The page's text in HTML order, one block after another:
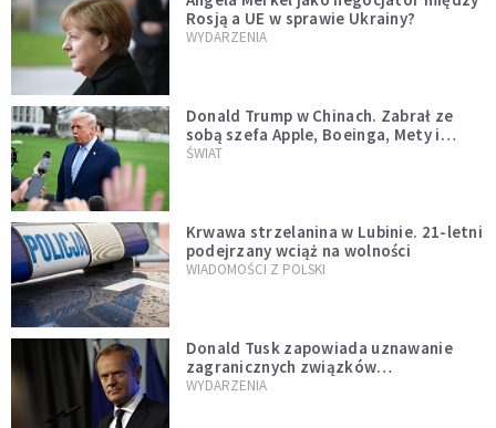
Rosją a UE w sprawie Ukrainy?
WYDARZENIA
Donald Trump w Chinach. Zabrał ze
sobą szefa Apple, Boeinga, Mety i
Muska
ŚWIAT
Krwawa strzelanina w Lubinie. 21-letni
podejrzany wciąż na wolności
WIADOMOŚCI Z POLSKI
Donald Tusk zapowiada uznawanie
zagranicznych związków
jednopłciowych. "Państwo oblało ten
WYDARZENIA